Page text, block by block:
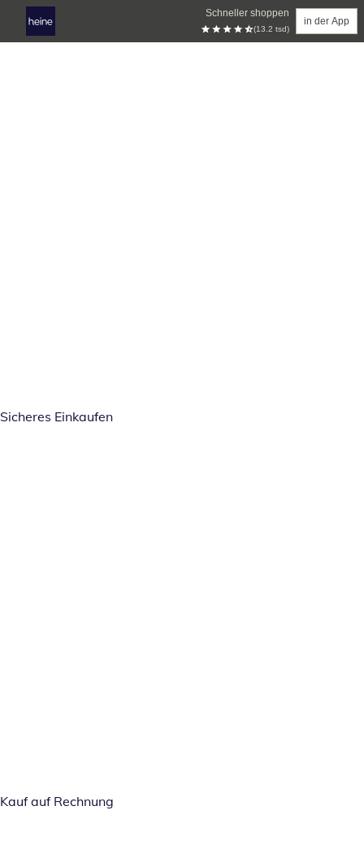
Schneller shoppen
(13.2 tsd)
in der App
Sicheres Einkaufen
Kauf auf Rechnung